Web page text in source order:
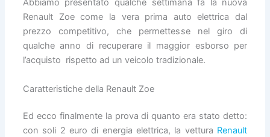
Abbiamo presentato qualche settimana fa la nuova
Renault Zoe come la vera prima auto elettrica dal
prezzo competitivo, che permettesse nel giro di
qualche anno di recuperare il maggior esborso per
l’acquisto rispetto ad un veicolo tradizionale.
Caratteristiche della Renault Zoe
Ed ecco finalmente la prova di quanto era stato detto:
con soli 2 euro di energia elettrica, la vettura Renault